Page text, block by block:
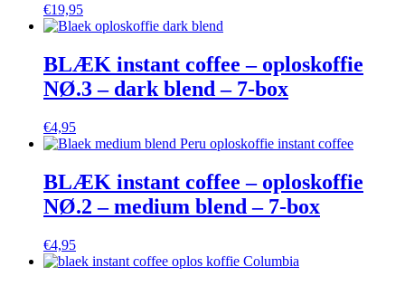
€19,95
BLÆK instant coffee – oploskoffie
NØ.3 – dark blend – 7-box
€4,95
BLÆK instant coffee – oploskoffie
NØ.2 – medium blend – 7-box
€4,95